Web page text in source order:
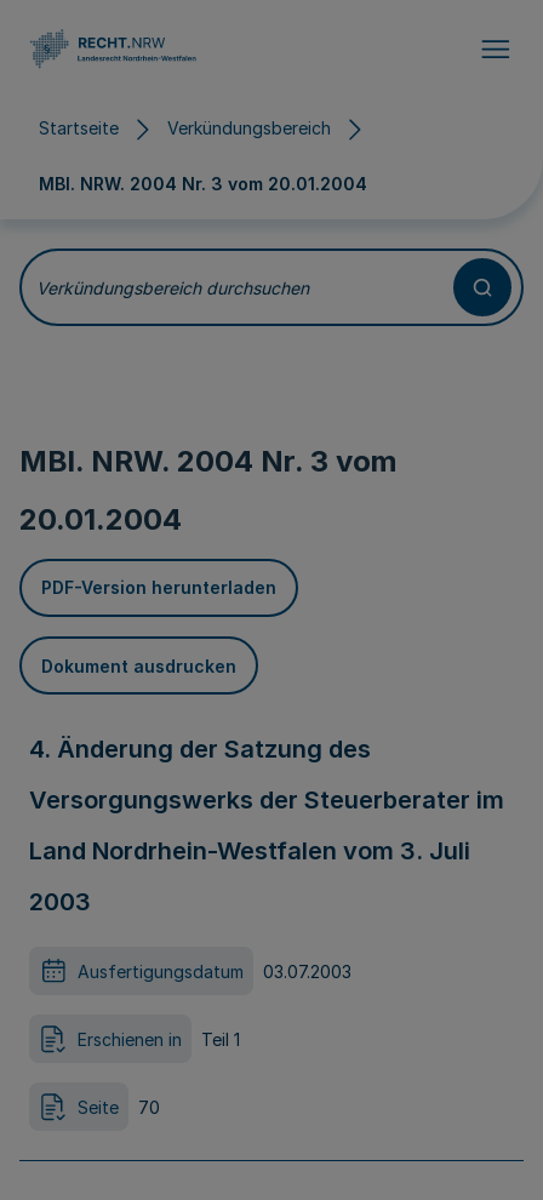
Startseite Verkündungsbereich
MBl. NRW. 2004 Nr. 3 vom 20.01.2004
Verkündungsbereich durchsuchen
MBl. NRW. 2004 Nr. 3 vom
20.01.2004
PDF-Version herunterladen
Dokument ausdrucken
4. Änderung der Satzung des
Versorgungswerks der Steuerberater im
Land Nordrhein-Westfalen vom 3. Juli
2003
Ausfertigungsdatum 03.07.2003
Erschienen in Teil 1
Seite 70